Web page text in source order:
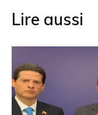
Lire aussi